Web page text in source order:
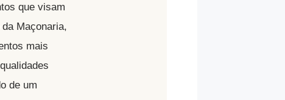
que visam
Maçonaria,
mais
de um